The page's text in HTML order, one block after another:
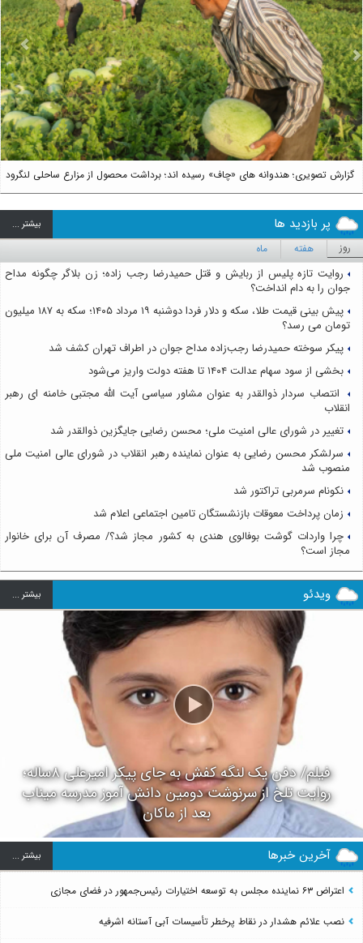
گزارش تصویری؛ هندوانه های «چاف» رسیده اند؛ برداشت محصول از مزارع ساحلی لنگرود
Next
پر بازدید ها بيشتر ...
روز هفته ماه
روایت تازه پلیس از ربایش و قتل حمیدرضا رجب زاده؛ زن بلاگر چگونه مداح
جوان را به دام انداخت؟
پیش بینی قیمت طلا، سکه و دلار فردا دوشنبه ۱۹ مرداد ۱۴۰۵؛ سکه به ۱۸۷ میلیون
تومان می رسد؟
پیکر سوخته حمیدرضا رجب‌زاده مداح جوان در اطراف تهران کشف شد
بخشی از سود سهام عدالت ۱۴۰۴ تا هفته دولت واریز می‌شود
انتصاب سردار ذوالقدر به عنوان مشاور سیاسی آیت الله مجتبی خامنه ای رهبر
انقلاب
تغییر در شورای عالی امنیت ملی؛ محسن رضایی جایگزین ذوالقدر شد
سرلشکر محسن رضایی به عنوان نماینده رهبر انقلاب در شورای عالی امنیت ملی
منصوب شد
نکونام سرمربی تراکتور شد
زمان پرداخت معوقات بازنشستگان تامین اجتماعی اعلام شد
چرا واردات گوشت بوفالوی هندی به کشور مجاز شد؟/ مصرف آن برای خانوار
مجاز است؟
ویدئو بيشتر ...
فیلم/ دفن یک لنگه کفش به جای پیکر امیرعلی ۸ساله؛
روایت تلخ از سرنوشت دومین دانش آموز مدرسه میناب
بعد از ماکان
آخرین خبرها بيشتر ...
اعتراض ۶۳ نماینده مجلس به توسعه اختیارات رئیس‌جمهور در فضای مجازی
نصب علائم هشدار در نقاط پرخطر تأسیسات آبی آستانه اشرفیه